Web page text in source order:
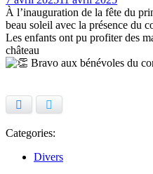
on
À l’inauguration de la fête du
beau soleil avec la présence du
Les enfants ont pu profiter des
château
Bravo aux bénévoles du
Categories:
Divers